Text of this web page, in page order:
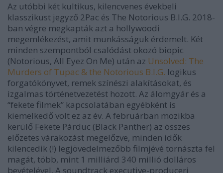
Az utóbbi két kultikus, kilencvenes évekbeli
klasszikust jegyző 2Pac és The Notorious B.I.G. 2018-
ban végre megkapták azt a hollywoodi
megemlékezést, amit munkásságuk érdemelt. Két
minden szempontból csalódást okozó biopic
(Notorious, All Eyez On Me) után az Unsolved: The
Murders of Tupac & the Notorious B.I.G. logikus
forgatókönyvet, remek színészi alakításokat, és
izgalmas történetvezetést hozott. Az álomgyár és a
“fekete filmek” kapcsolatában egyébként is
kiemelkedő volt ez az év. A februárban mozikba
kerülő Fekete Párduc (Black Panther) az összes
előzetes várakozást megelőzve, minden idők
kilencedik (!) legjövedelmezőbb filmjévé tornászta fel
magát, több, mint 1 milliárd 340 millió dolláros
bevételével. A soundtrack executive-produceri